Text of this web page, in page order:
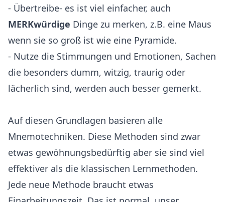
- Übertreibe- es ist viel einfacher, auch
MERKwürdige Dinge zu merken, z.B. eine Maus
wenn sie so groß ist wie eine Pyramide.
- Nutze die Stimmungen und Emotionen, Sachen
die besonders dumm, witzig, traurig oder
lächerlich sind, werden auch besser gemerkt.
Auf diesen Grundlagen basieren alle
Mnemotechniken. Diese Methoden sind zwar
etwas gewöhnungsbedürftig aber sie sind viel
effektiver als die klassischen Lernmethoden.
Jede neue Methode braucht etwas